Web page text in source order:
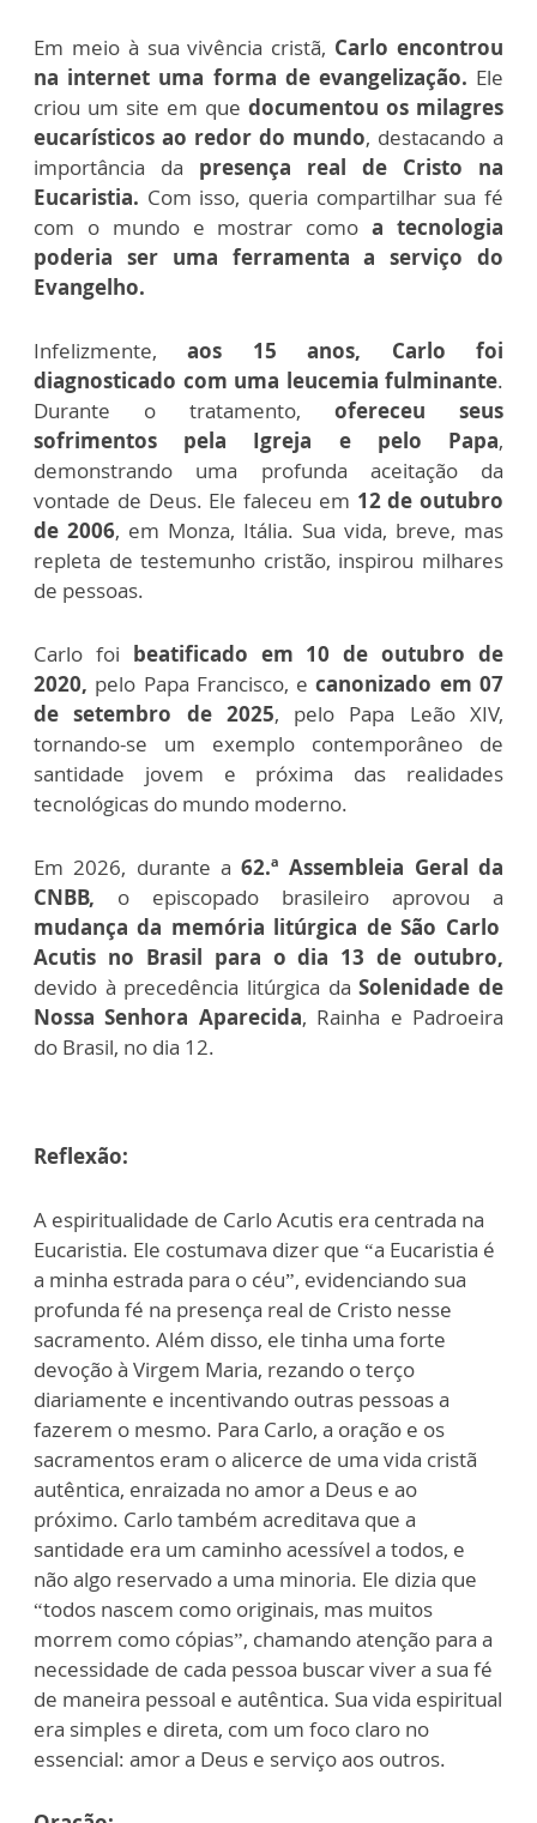
Em meio à sua vivência cristã, Carlo encontrou
na internet uma forma de evangelização. Ele
criou um site em que documentou os milagres
eucarísticos ao redor do mundo, destacando a
importância da presença real de Cristo na
Eucaristia. Com isso, queria compartilhar sua fé
com o mundo e mostrar comoa tecnologia
poderia ser uma ferramenta a serviço do
Evangelho.
Infelizmente,aos 15 anos, Carlo foi
diagnosticado com uma leucemia fulminante.
Durante o tratamento, ofereceu seus
sofrimentos pela Igreja e pelo Papa,
demonstrando uma profunda aceitação da
vontade de Deus. Ele faleceu em 12 de outubro
de 2006, em Monza, Itália. Sua vida, breve, mas
repleta de testemunho cristão, inspirou milhares
de pessoas.
Carlo foi beatificado em 10 de outubro de
2020, pelo Papa Francisco, ecanonizado em 07
de setembro de 2025, pelo Papa Leão XIV,
tornando-se um exemplo contemporâneo de
santidade jovem e próxima das realidades
tecnológicas do mundo moderno.
Em 2026, durante a 62.ª Assembleia Geral da
CNBB, o episcopado brasileiro aprovou a
mudança da memória litúrgica de São Carlo
Acutis no Brasil para o dia 13 de outubro,
devido à precedência litúrgica daSolenidade de
Nossa Senhora Aparecida, Rainha e Padroeira
do Brasil, no dia 12.
Reflexão:
A espiritualidade de Carlo Acutis era centrada na
Eucaristia. Ele costumava dizer que “a Eucaristia é
a minha estrada para o céu”, evidenciando sua
profunda fé na presença real de Cristo nesse
sacramento. Além disso, ele tinha uma forte
devoção à Virgem Maria, rezando o terço
diariamente e incentivando outras pessoas a
fazerem o mesmo. Para Carlo, a oração e os
sacramentos eram o alicerce de uma vida cristã
autêntica, enraizada no amor a Deus e ao
próximo. Carlo também acreditava que a
santidade era um caminho acessível a todos, e
não algo reservado a uma minoria. Ele dizia que
“todos nascem como originais, mas muitos
morrem como cópias”, chamando atenção para a
necessidade de cada pessoa buscar viver a sua fé
de maneira pessoal e autêntica. Sua vida espiritual
era simples e direta, com um foco claro no
essencial: amor a Deus e serviço aos outros.